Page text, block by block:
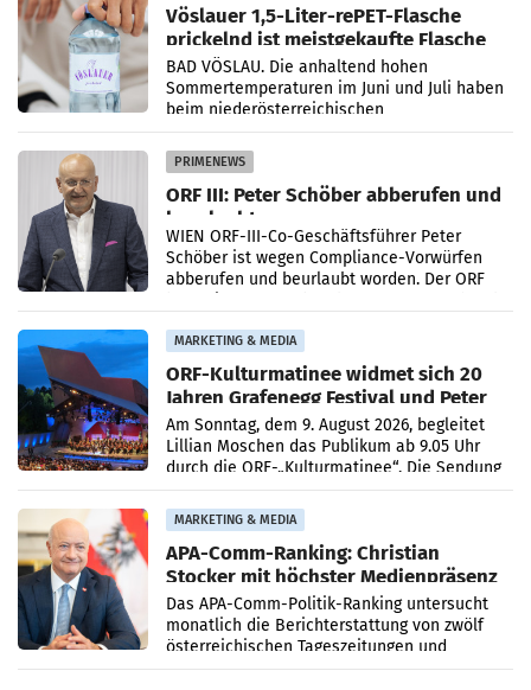
Vöslauer 1,5-Liter-rePET-Flasche
prickelnd ist meistgekaufte Flasche
Österreichs
BAD VÖSLAU. Die anhaltend hohen
Sommertemperaturen im Juni und Juli haben
beim niederösterreichischen
Getränkehersteller Vöslauer zu deutlichen
Absatzzuwächsen geführt. Während
PRIMENEWS
ORF III: Peter Schöber abberufen und
beurlaubt
WIEN ORF-III-Co-Geschäftsführer Peter
Schöber ist wegen Compliance-Vorwürfen
abberufen und beurlaubt worden. Der ORF
MARKETING & MEDIA
ORF-Kulturmatinee widmet sich 20
Jahren Grafenegg Festival und Peter
Simonischek
Am Sonntag, dem 9. August 2026, begleitet
Lillian Moschen das Publikum ab 9.05 Uhr
durch die ORF-„Kulturmatinee“. Die Sendung
startet mit der Dokumentation „20 Jahre
Grafenegg
MARKETING & MEDIA
APA-Comm-Ranking: Christian
Stocker mit höchster Medienpräsenz
im Juli
Das APA-Comm-Politik-Ranking untersucht
monatlich die Berichterstattung von zwölf
österreichischen Tageszeitungen und
analysiert, welche Politikerinnen und